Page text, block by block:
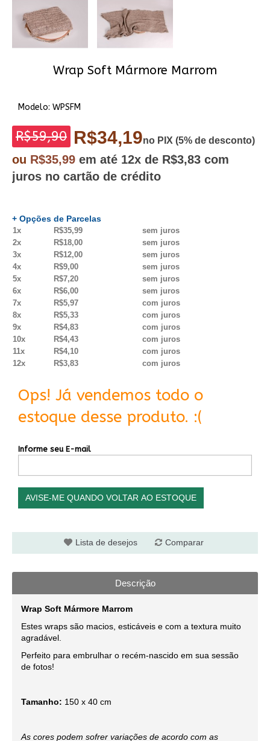
Wrap Soft Mármore Marrom
Modelo: WPSFM
R$59,90 R$34,19no PIX (5% de desconto)
ou R$35,99 em até 12x de R$3,83 com
juros no cartão de crédito
+ Opções de Parcelas
1x R$35,99
sem juros
2x
R$18,00
sem juros
3x
R$12,00
sem juros
4x
R$9,00
sem juros
5x
R$7,20
sem juros
6x
R$6,00
sem juros
7x
R$5,97
com juros
8x
R$5,33
com juros
9x
R$4,83
com juros
10x
R$4,43
com juros
11x
R$4,10
com juros
12x
R$3,83 com juros
Ops! Já vendemos todo o
estoque desse produto. :(
Informe seu E-mail
AVISE-ME QUANDO VOLTAR AO ESTOQUE
Lista de desejos Comparar
Descrição
Wrap Soft Mármore Marrom
Estes wraps são macios, esticáveis e com a textura muito
agradável.
Perfeito para embrulhar o recém-nascido em sua sessão
de fotos!
Tamanho: 150 x 40 cm
As cores podem sofrer variações de acordo com as